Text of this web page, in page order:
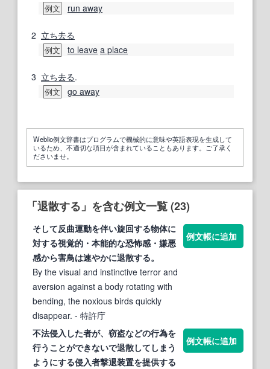
例文 run away
2 立ち去る
例文 to leave a place
3 立ち去る.
例文 go away
Weblio例文辞書はプログラムで機械的に意味や英語表現を生成して
いるため、不適切な項目が含まれていることもあります。ご了承く
ださいませ。
「退散する」を含む例文一覧 (23)
そして反曲運動を伴い旋回する物体に
対する視覚的・本能的な恐怖感・嫌悪
感から害鳥は速やかに退散する。
By the visual and instinctive terror and
aversion against a body rotating with
bending, the noxious birds quickly
disappear. - 特許庁
例文帳に追加
不法侵入した者が、窃盗などの行為を
行うことができないで退散してしまう
ようにする侵入者撃退装置を提供する
例文帳に追加